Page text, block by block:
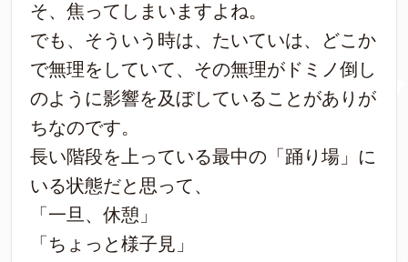
そ、焦ってしまいますよね。
でも、そういう時は、たいていは、どこか
で無理をしていて、その無理がドミノ倒し
のように影響を及ぼしていることがありが
ちなのです。
長い階段を上っている最中の「踊り場」に
いる状態だと思って、
「一旦、休憩」
「ちょっと様子見」